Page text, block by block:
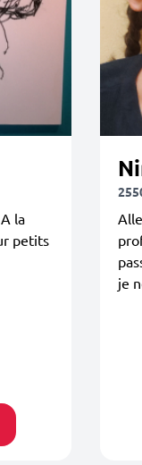
la
petits
je